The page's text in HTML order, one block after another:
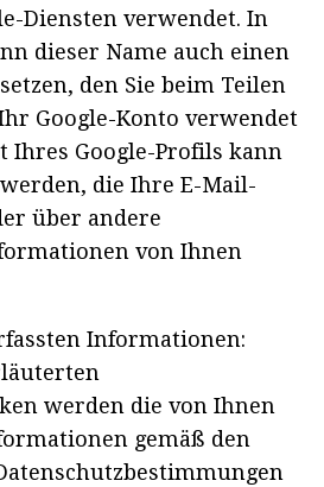
Diensten verwendet. In
dieser Name auch einen
den Sie beim Teilen
Google-Konto verwendet
Ihres Google-Profils kann
die Ihre E-Mail-
über andere
von Ihnen
Informationen:
werden die von Ihnen
gemäß den